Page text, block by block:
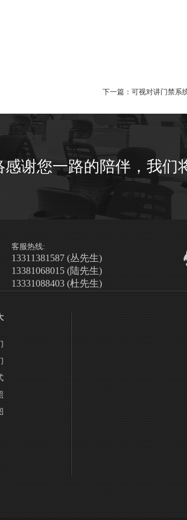
下一篇： 可视对讲门禁系
谢您一路的陪伴，我们
客服热线:
13311381587 (丛先生)
13381068015 (陆先生)
13331088403 (杜先生)